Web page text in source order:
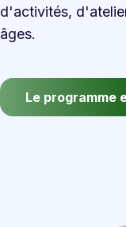
d'activités,
âges.
Le programme